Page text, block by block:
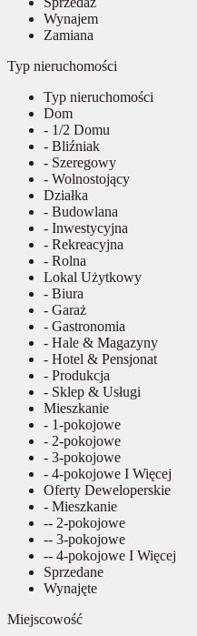
Wynajem
Zamiana
Typ nieruchomości
Typ nieruchomości
Dom
- 1/2 Domu
- Bliźniak
- Szeregowy
- Wolnostojący
Działka
- Budowlana
- Inwestycyjna
- Rekreacyjna
- Rolna
Lokal Użytkowy
- Biura
- Garaż
- Gastronomia
- Hale & Magazyny
- Hotel & Pensjonat
- Produkcja
- Sklep & Usługi
Mieszkanie
- 1-pokojowe
- 2-pokojowe
- 3-pokojowe
- 4-pokojowe I Więcej
Oferty Deweloperskie
- Mieszkanie
-- 2-pokojowe
-- 3-pokojowe
-- 4-pokojowe I Więcej
Sprzedane
Wynajęte
Miejscowość